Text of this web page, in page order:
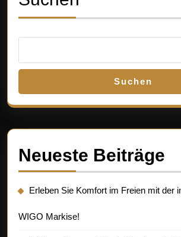
Suchen
Neueste Beiträge
Erleben Sie Komfort im Freien mit der
WIGO Markise!